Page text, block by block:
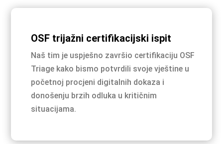
OSF trijažni certifikacijski ispit
Naš tim je uspješno završio certifikaciju OSF
Triage kako bismo potvrdili svoje vještine u
početnoj procjeni digitalnih dokaza i
donošenju brzih odluka u kritičnim
situacijama.